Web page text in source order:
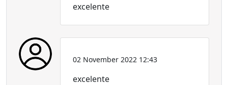
excelente
02 November 2022 12:43
excelente